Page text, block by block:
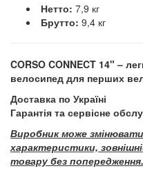
Нетто: 7,9 кг
Брутто: 9,4 кг
CORSO CONNECT 14" –
велосипед для перших
Доставка по Україні
Гарантія та сервісне
Виробник може
характеристики,
товару без попередження.